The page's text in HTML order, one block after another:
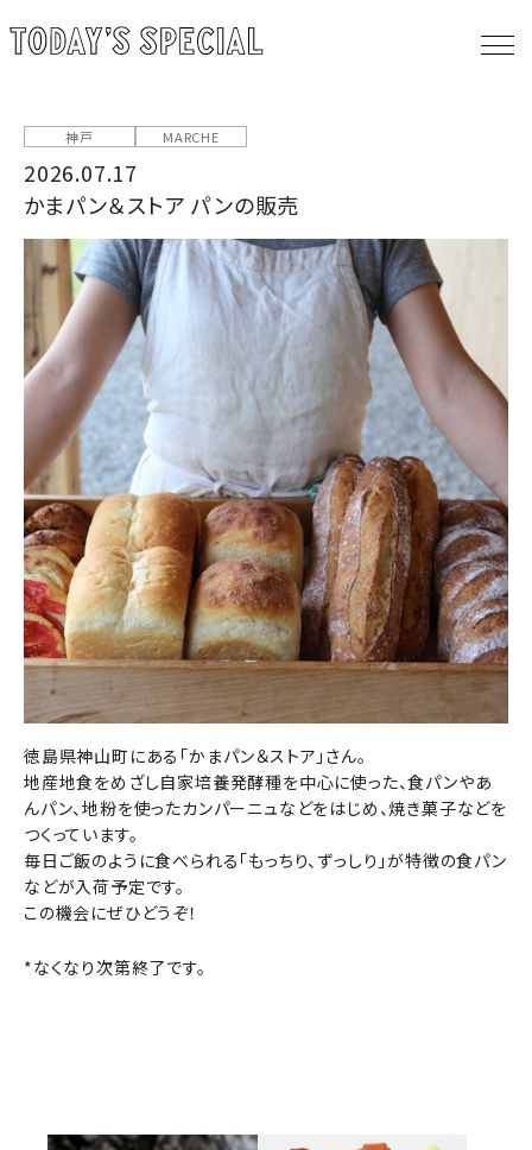
神戸 MARCHE
2026.07.17
かまパン＆ストア パンの販売
徳島県神山町にある「かまパン＆ストア」さん。
地産地食をめざし自家培養発酵種を中心に使った、食パンやあ
んパン、地粉を使ったカンパーニュなどをはじめ、焼き菓子などを
つくっています。
毎日ご飯のように食べられる「もっちり、ずっしり」が特徴の食パン
などが入荷予定です。
この機会にぜひどうぞ！
*なくなり次第終了です。